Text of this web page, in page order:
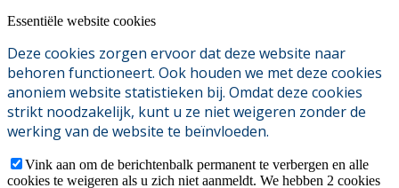
Essentiële website cookies
Deze cookies zorgen ervoor dat deze website naar
behoren functioneert. Ook houden we met deze cookies
anoniem website statistieken bij. Omdat deze cookies
strikt noodzakelijk, kunt u ze niet weigeren zonder de
werking van de website te beïnvloeden.
Vink aan om de berichtenbalk permanent te verbergen en alle
cookies te weigeren als u zich niet aanmeldt. We hebben 2 cookies